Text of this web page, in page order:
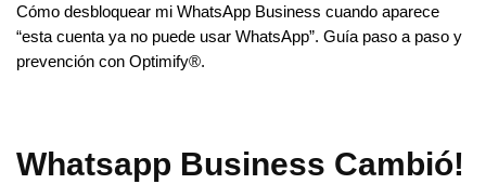
Cómo desbloquear mi WhatsApp Business cuando aparece
“esta cuenta ya no puede usar WhatsApp”. Guía paso a paso y
prevención con Optimify®.
Whatsapp Business Cambió!